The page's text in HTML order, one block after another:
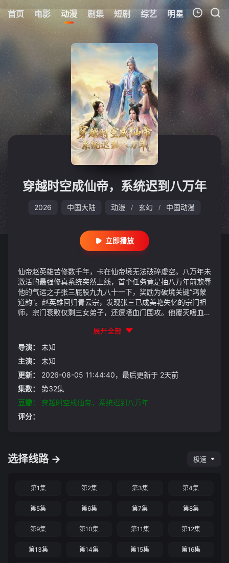
首页 电影 动漫 剧集 短剧 综艺 明星 周表
我的观影记录
暂无观看影片的记录
穿越时空成仙帝，系统迟到八万年
2026 中国大陆 动漫 / 玄幻 / 中国动漫
立即播放
仙帝赵英雄苦修数千年，卡在仙帝境无法破碎虚空。八万年未
激活的最强修真系统突然上线，首个任务竟是抽八万年前欺辱
他的气运之子张三屁股九九八十一下，奖励为破境关键“鸿蒙
道韵”。赵英雄回归青云宗，发现张三已成美艳失忆的宗门祖
师，宗门衰败仅剩三女弟子，还遭嗜血门围攻。他覆灭嗜血门
断：猎捕活物不说明规则、发筑基体验卡坑他变筑基期，引来
血冥渊、天机老人追杀。赵英雄靠仙帝智慧忽悠弟子、拖延时
间，待神兽归来恢复实力反杀天机老人，收编鸿蒙仙府、天剑
圣地，将青云宗打造成青云
展开全部
导演：
未知
主演：
未知
更新：
2026-08-05 11:44:40，最后更新于 2天前
集数：
第32集
豆瓣：
穿越时空成仙帝，系统迟到八万年
评分：
选择线路 → 极速
第1集 第2集 第3集 第4集
第5集 第6集 第7集 第8集
第9集 第10集 第11集 第12集
第13集 第14集 第15集 第16集